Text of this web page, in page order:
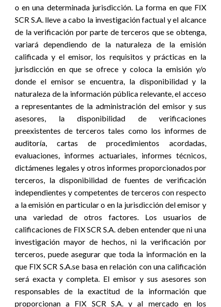
o en una determinada jurisdicción. La forma en que FIX
SCR S.A. lleve a cabo la investigación factual y el alcance
de la verificación por parte de terceros que se obtenga,
variará dependiendo de la naturaleza de la emisión
calificada y el emisor, los requisitos y prácticas en la
jurisdicción en que se ofrece y coloca la emisión y/o
donde el emisor se encuentra, la disponibilidad y la
naturaleza de la información pública relevante, el acceso
a representantes de la administración del emisor y sus
asesores, la disponibilidad de verificaciones
preexistentes de terceros tales como los informes de
auditoría, cartas de procedimientos acordadas,
evaluaciones, informes actuariales, informes técnicos,
dictámenes legales y otros informes proporcionados por
terceros, la disponibilidad de fuentes de verificación
independientes y competentes de terceros con respecto
a la emisión en particular o en la jurisdicción del emisor y
una variedad de otros factores. Los usuarios de
calificaciones de FIX SCR S.A. deben entender que ni una
investigación mayor de hechos, ni la verificación por
terceros, puede asegurar que toda la información en la
que FIX SCR S.A.se basa en relación con una calificación
será exacta y completa. El emisor y sus asesores son
responsables de la exactitud de la información que
proporcionan a FIX SCR S.A. y al mercado en los